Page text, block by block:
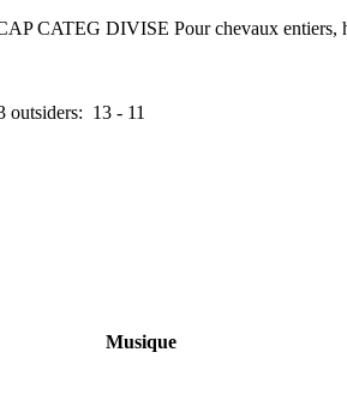
CATEG DIVISE Pour chevaux entiers,
outsiders: 13 - 11
Musique